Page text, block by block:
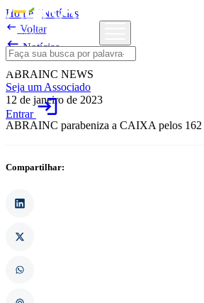
Seja um Associado
Entrarlogin
Home/Notícias
 Voltar
Notícias
ABRAINC NEWS
12 de janeiro de 2023
ABRAINC parabeniza a CAIXA pelos 162
Compartilhar: